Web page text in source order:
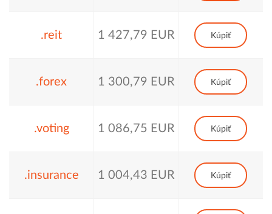
.reit 1 427,79 EUR Kúpiť
.forex 1 300,79 EUR Kúpiť
.voting 1 086,75 EUR Kúpiť
.insurance 1 004,43 EUR Kúpiť